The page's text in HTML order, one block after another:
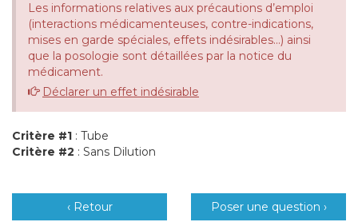
Les informations relatives aux précautions d’emploi
(interactions médicamenteuses, contre-indications,
mises en garde spéciales, effets indésirables...) ainsi
que la posologie sont détaillées par la notice du
médicament.
Déclarer un effet indésirable
Critère #1 : Tube
Critère #2 : Sans Dilution
‹ Retour Poser une question ›